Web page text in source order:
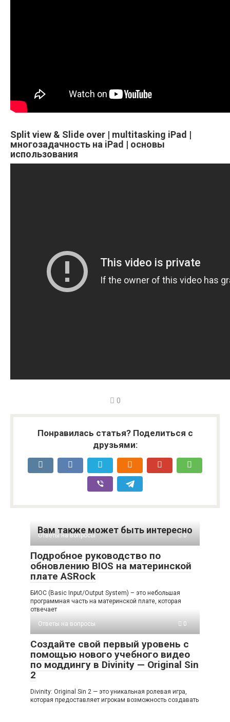
Split view & Slide over | multitasking iPad |
многозадачность на iPad | основы
использования
0
Понравилась статья? Поделиться с
друзьями:
Вам также может быть интересно
Ответы на вопросы 0
Подробное руководство по
обновлению BIOS на материнской
плате ASRock
БИОС (Basic Input/Output System) – это небольшая
программная часть на материнской плате, которая
отвечает
Ответы на вопросы
0
Создайте свой первый уровень с
помощью нового учебного видео
по моддингу в Divinity — Original Sin
2
Divinity: Original Sin 2 — это уникальная ролевая игра,
которая предоставляет игрокам возможность создавать